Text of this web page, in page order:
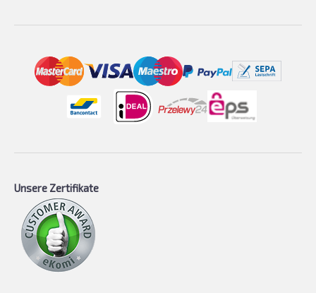
Unsere Zertifikate